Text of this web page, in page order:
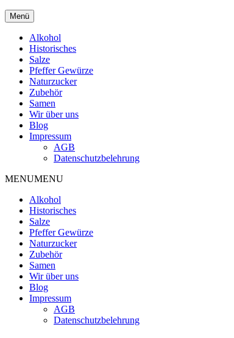
Menü
Alkohol
Historisches
Salze
Pfeffer Gewürze
Naturzucker
Zubehör
Samen
Wir über uns
Blog
Impressum
AGB
Datenschutzbelehrung
MENUMENU
Alkohol
Historisches
Salze
Pfeffer Gewürze
Naturzucker
Zubehör
Samen
Wir über uns
Blog
Impressum
AGB
Datenschutzbelehrung